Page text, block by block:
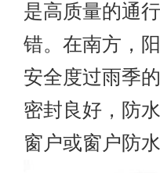
是高质量的通
错。在南方，
安全度过雨季
密封良好，防
窗户或窗户防